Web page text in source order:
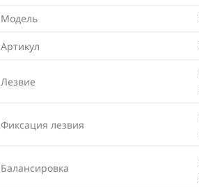
Модель
Артикул
Лезвие
Фиксация лезвия
Балансировка